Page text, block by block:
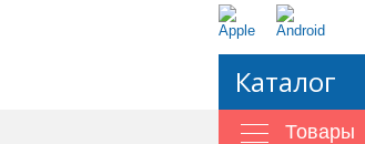
Каталог
Товары